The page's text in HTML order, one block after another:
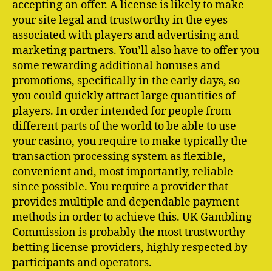
accepting an offer. A license is likely to make
your site legal and trustworthy in the eyes
associated with players and advertising and
marketing partners. You’ll also have to offer you
some rewarding additional bonuses and
promotions, specifically in the early days, so
you could quickly attract large quantities of
players. In order intended for people from
different parts of the world to be able to use
your casino, you require to make typically the
transaction processing system as flexible,
convenient and, most importantly, reliable
since possible. You require a provider that
provides multiple and dependable payment
methods in order to achieve this. UK Gambling
Commission is probably the most trustworthy
betting license providers, highly respected by
participants and operators.